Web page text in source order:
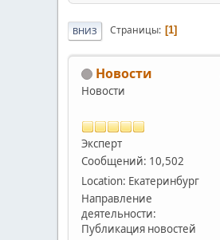
ВНИЗ Страницы 1
Новости
Новости
Эксперт
Сообщений: 10,502
Location: Екатеринбург
Направление
деятельности:
Публикация новостей